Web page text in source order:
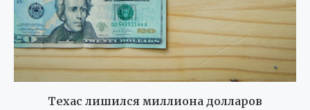
Техас лишился миллиона долларов